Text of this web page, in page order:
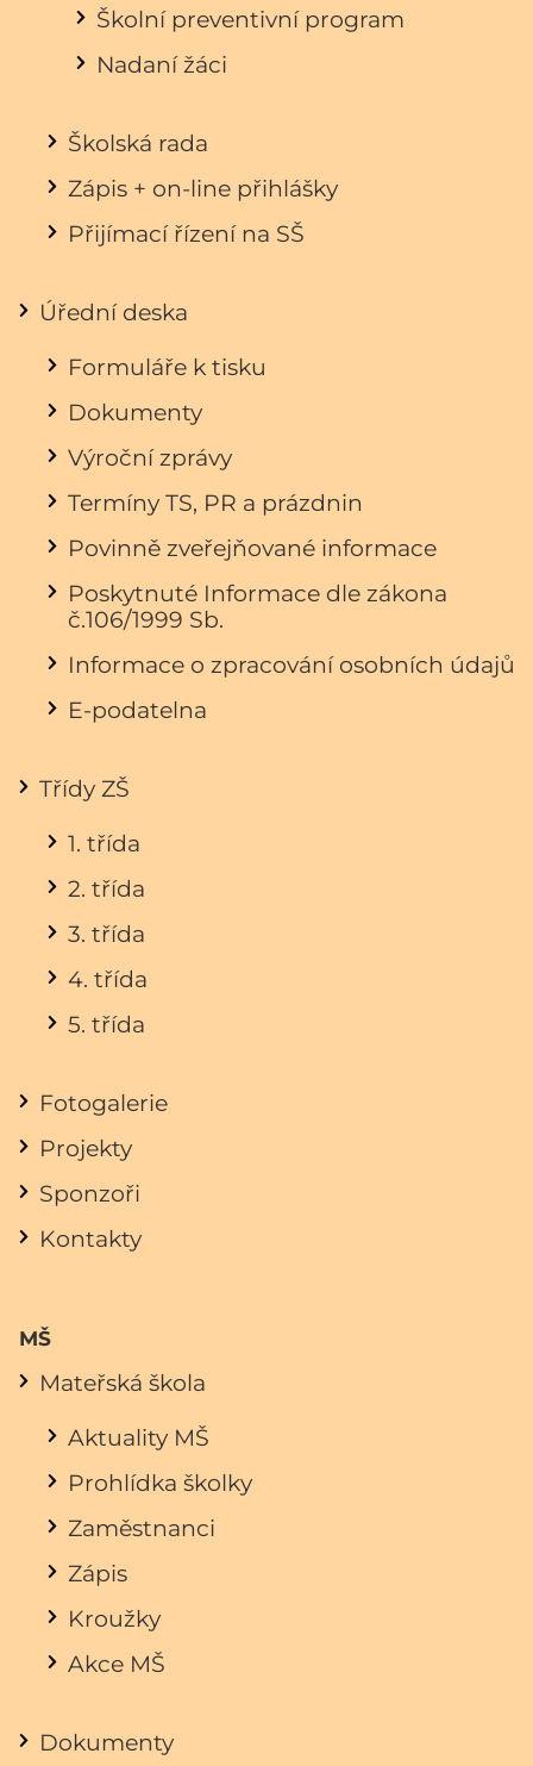
Školní preventivní program
Nadaní žáci
Školská rada
Zápis + on-line přihlášky
Přijímací řízení na SŠ
Úřední deska
Formuláře k tisku
Dokumenty
Výroční zprávy
Termíny TS, PR a prázdnin
Povinně zveřejňované informace
Poskytnuté Informace dle zákona
č.106/1999 Sb.
Informace o zpracování osobních údajů
E-podatelna
Třídy ZŠ
1. třída
2. třída
3. třída
4. třída
5. třída
Fotogalerie
Projekty
Sponzoři
Kontakty
MŠ
Mateřská škola
Aktuality MŠ
Prohlídka školky
Zaměstnanci
Zápis
Kroužky
Akce MŠ
Dokumenty